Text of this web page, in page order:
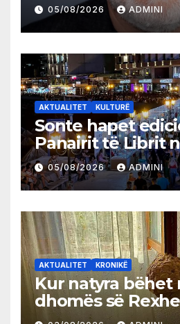
05/08/2026 ADMINI
AKTUALITET KULTURË
Sonte hapet
Panairit të Librit
05/08/2026 ADMINI
AKTUALITET KRONIKË
Kur natyra bëhet
dhomës së